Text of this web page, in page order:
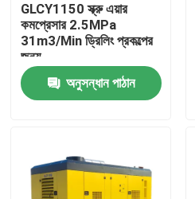
বাড়ি
GLCY1150 স্ক্রু এয়ার
কমপ্রেসার 2.5MPa
31m3/Min ড্রিলিং প্রকল্পের
জন্য
অনুসন্ধান পাঠান